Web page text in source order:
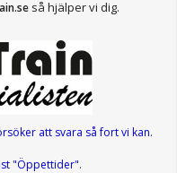
så hjälper vi dig.
att svara så fort vi kan.
"Öppettider".